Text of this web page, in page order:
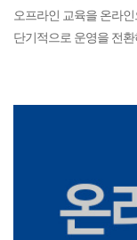
오프라인 교육을 온라
단기적으로 운영을 전